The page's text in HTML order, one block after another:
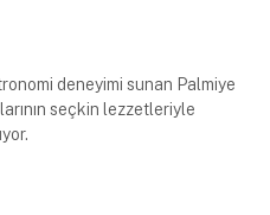
deneyimi sunan Palmiye
seçkin lezzetleriyle